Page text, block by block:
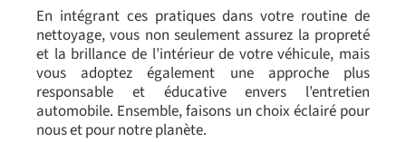
En intégrant ces pratiques dans votre routine de
nettoyage, vous non seulement assurez la propreté
et la brillance de l’intérieur de votre véhicule, mais
vous adoptez également une approche plus
responsable et éducative envers l’entretien
automobile. Ensemble, faisons un choix éclairé pour
nous et pour notre planète.